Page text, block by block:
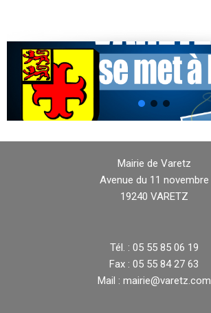
Mairie de Varetz
Avenue du 11 novembre
19240 VARETZ
Tél. : 05 55 85 06 19
Fax : 05 55 84 27 63
Mail : mairie@varetz.com